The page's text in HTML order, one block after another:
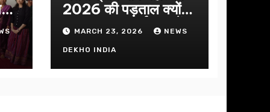
2026 की पड़ताल क्यों
हुआ इस बार कार्यक्रम में
निखार
MARCH 23, 2026 NEWS
DEKHO INDIA